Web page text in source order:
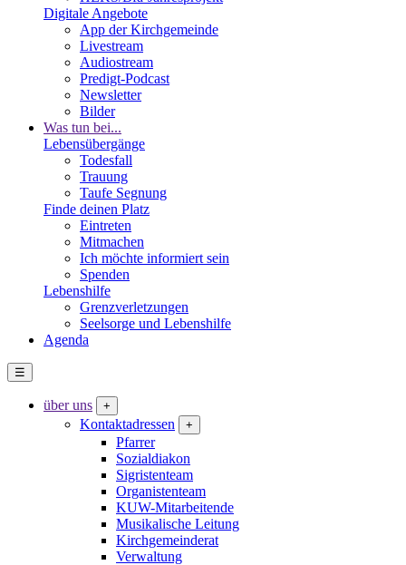
Digitale Angebote
App der Kirchgemeinde
Livestream
Audiostream
Predigt-Podcast
Newsletter
Bilder
Was tun bei...
Lebensübergänge
Todesfall
Trauung
Taufe Segnung
Finde deinen Platz
Eintreten
Mitmachen
Ich möchte informiert sein
Spenden
Lebenshilfe
Grenzverletzungen
Seelsorge und Lebenshilfe
Agenda
☰
über uns +
Kontaktadressen +
Pfarrer
Sozialdiakon
Sigristenteam
Organistenteam
KUW-Mitarbeitende
Musikalische Leitung
Kirchgemeinderat
Verwaltung